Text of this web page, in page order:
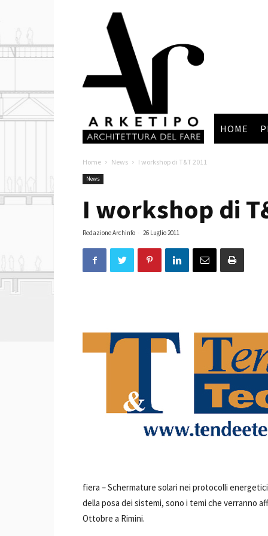
Arketipo
HOME
Home News I workshop di T&T 2011
News
I workshop di
Redazione Archinfo - 26 Luglio 2011
fiera –Schermature solari nei protocolli
della posa dei sistemi, sono i temi che verranno
Ottobre a Rimini.